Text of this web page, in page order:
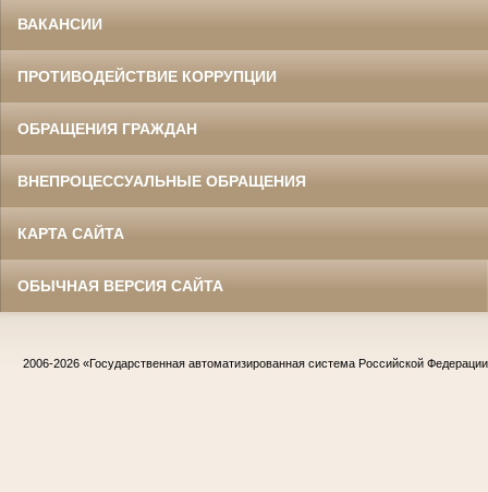
ВАКАНСИИ
ПРОТИВОДЕЙСТВИЕ КОРРУПЦИИ
ОБРАЩЕНИЯ ГРАЖДАН
ВНЕПРОЦЕССУАЛЬНЫЕ ОБРАЩЕНИЯ
КАРТА САЙТА
ОБЫЧНАЯ ВЕРСИЯ САЙТА
2006-2026 «Государственная автоматизированная система Российской